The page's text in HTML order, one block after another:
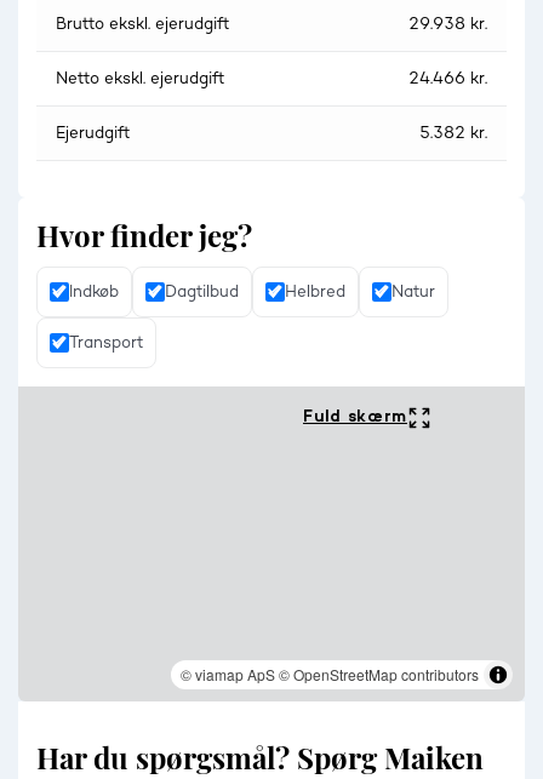
Brutto ekskl. ejerudgift 29.938 kr.
Netto ekskl. ejerudgift 24.466 kr.
Ejerudgift 5.382 kr.
Hvor finder jeg?
Indkøb Dagtilbud Helbred Natur
Transport
Fuld skærm
© viamap ApS© OpenStreetMap contributors
Har du spørgsmål? Spørg Maiken